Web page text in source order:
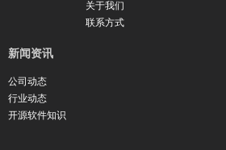
新闻资讯
公司动态
行业动态
开源软件知识
关于我们
联系方式